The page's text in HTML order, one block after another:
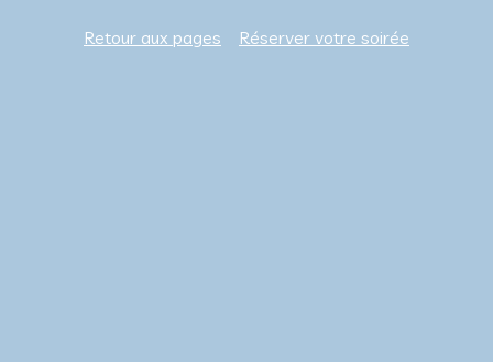
Retour aux pages Réserver votre soirée